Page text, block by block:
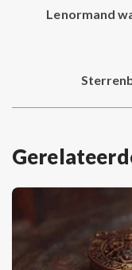
navigation
Lenormand